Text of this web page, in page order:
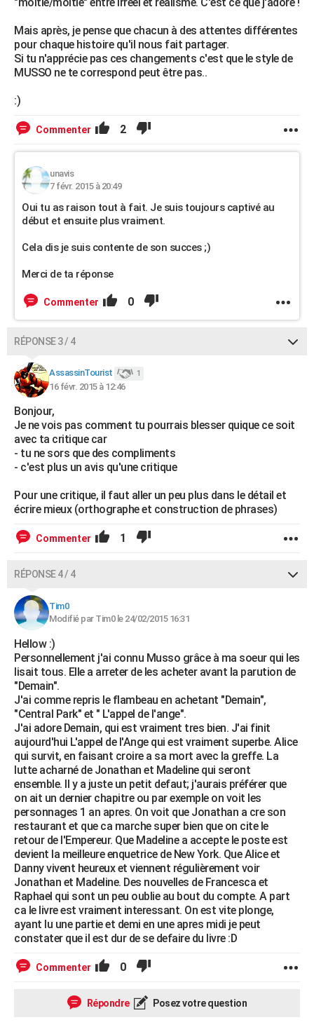
Mais après, je pense que chacun à des attentes différentes
pour chaque histoire qu'il nous fait partager.
Si tu n'apprécie pas ces changements c'est que le style de
MUSSO ne te correspond peut être pas..
:)
Commenter 2
unavis
7 févr. 2015 à 20:49
Oui tu as raison tout à fait. Je suis toujours captivé au
début et ensuite plus vraiment.
Cela dis je suis contente de son succes ;)
Merci de ta réponse
Commenter 0
RÉPONSE 3 / 4
AssassinTourist 1
16 févr. 2015 à 12:46
Bonjour,
Je ne vois pas comment tu pourrais blesser quique ce soit
avec ta critique car
- tu ne sors que des compliments
- c'est plus un avis qu'une critique
Pour une critique, il faut aller un peu plus dans le détail et
écrire mieux (orthographe et construction de phrases)
Commenter 1
RÉPONSE 4 / 4
Tim0
Modifié par Tim0 le 24/02/2015 16:31
Hellow :)
Personnellement j'ai connu Musso grâce à ma soeur qui les
lisait tous. Elle a arreter de les acheter avant la parution de
"Demain".
J'ai comme repris le flambeau en achetant "Demain",
"Central Park" et " L'appel de l'ange".
J'ai adore Demain, qui est vraiment tres bien. J'ai finit
aujourd'hui L'appel de l'Ange qui est vraiment superbe. Alice
qui survit, en faisant croire a sa mort avec la greffe. La
lutte acharné de Jonathan et Madeline qui seront
ensemble. Il y a juste un petit defaut; j'aurais préférer que
on ait un dernier chapitre ou par exemple on voit les
personnages 1 an apres. On voit que Jonathan a cre son
restaurant et que ca marche super bien que on cite le
retour de l'Empereur. Que Madeline a accepte le poste est
devient la meilleure enquetrice de New York. Que Alice et
Danny vivent heureux et viennent régulièrement voir
Jonathan et Madeline. Des nouvelles de Francesca et
Raphael qui sont un peu oublie au bout du compte. A part
ca le livre est vraiment interessant. On est vite plonge,
ayant lu une partie et demi en une apres midi je peut
constater que il est dur de se defaire du livre :D
Commenter 0
Répondre Posez votre question